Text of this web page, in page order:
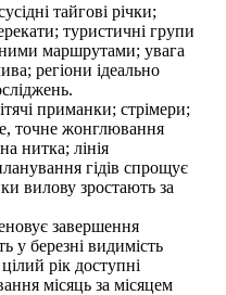
тайгові річки;
туристичні групи
маршрутами; увага
регіони ідеально
приманки; стрімери;
точне жонглювання
нитка; лінія
гідів спрощує
вилову зростають за
завершення
у березні видимість
рік доступні
місяць за місяцем